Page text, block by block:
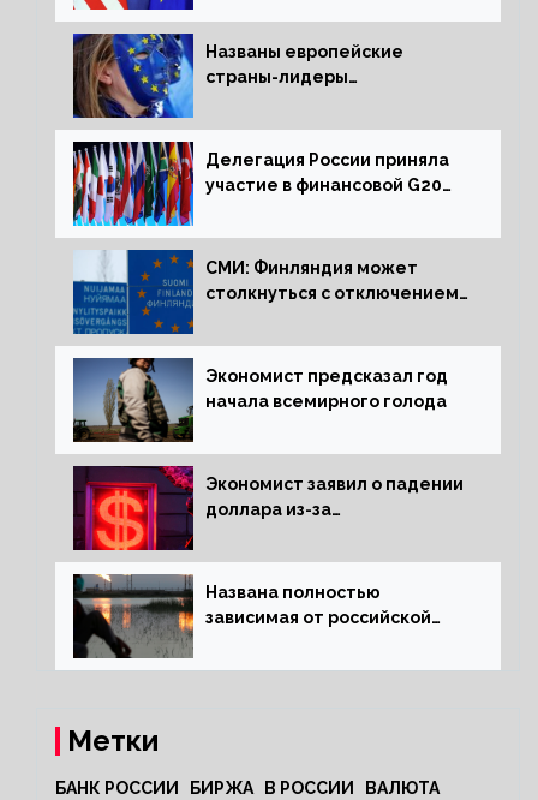
Названы европейские
страны-лидеры
активов
Делегация России приняла
участие в финансовой G20
СМИ: Финляндия может
столкнуться с отключением
Экономист предсказал год
начала всемирного голода
Экономист заявил о падении
доллара из-за
Названа полностью
зависимая от российской
Метки
БАНК РОССИИ БИРЖА В РОССИИ ВАЛЮТА